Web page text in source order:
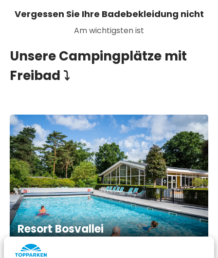
Vergessen Sie Ihre Badebekleidung nicht
Am wichtigsten ist
Unsere Campingplätze mit
Freibad ⤵
Resort Bosvallei